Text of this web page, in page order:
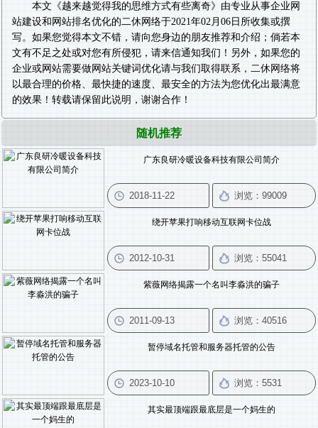
本文《越来越觉得我的思维方式有些离奇》由专业从事企业网
站建设和 网站排名优化的二休网络于2021年02月06日所收集或撰
写。如果您觉得本文不错，请向您身边的朋友推荐和介绍；倘若本
文有不足之处或对您有所侵犯，请来信通知我们！另外，如果您的
企业或网站需要做网站关键词优化请与我们取得联系，二休网络将
以最合理的价格、最快捷的速度、最安全的方法为您优化出最满意
的效果！转载请保留此说明，谢谢合作！
随机推荐
广东良研冷暖设备科技有限公司简介
绕开苹果打响移动互联网卡位战
紫薇网络揭露一个名叫李淼洪的骗子
暂停域名托管和服务器托管的公告
其实最顶端跟最底层是一个妈生的